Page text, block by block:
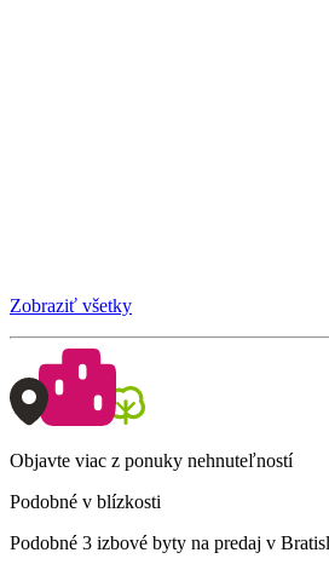
Zobraziť všetky
Objavte viac z ponuky nehnuteľností
Podobné v blízkosti
Podobné 3 izbové byty na predaj v